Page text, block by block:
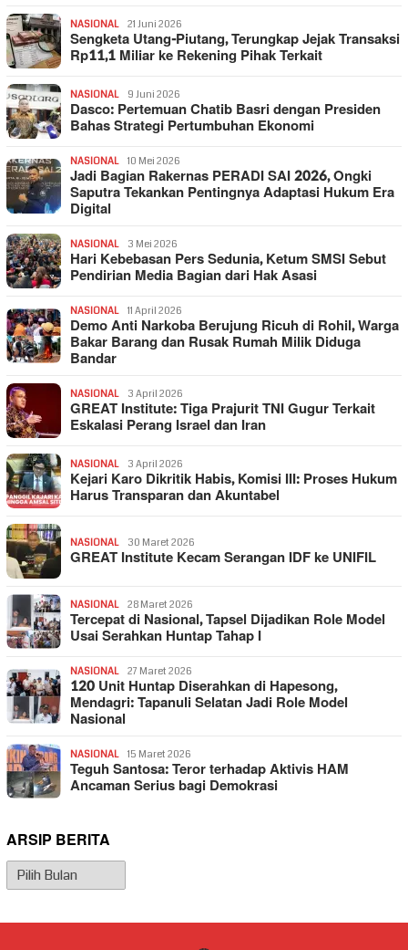
NASIONAL 21 Juni 2026
Sengketa Utang-Piutang, Terungkap Jejak Transaksi
Rp11,1 Miliar ke Rekening Pihak Terkait
NASIONAL 9 Juni 2026
Dasco: Pertemuan Chatib Basri dengan Presiden
Bahas Strategi Pertumbuhan Ekonomi
NASIONAL 10 Mei 2026
Jadi Bagian Rakernas PERADI SAI 2026, Ongki
Saputra Tekankan Pentingnya Adaptasi Hukum Era
Digital
NASIONAL 3 Mei 2026
Hari Kebebasan Pers Sedunia, Ketum SMSI Sebut
Pendirian Media Bagian dari Hak Asasi
NASIONAL 11 April 2026
Demo Anti Narkoba Berujung Ricuh di Rohil, Warga
Bakar Barang dan Rusak Rumah Milik Diduga
Bandar
NASIONAL 3 April 2026
GREAT Institute: Tiga Prajurit TNI Gugur Terkait
Eskalasi Perang Israel dan Iran
NASIONAL 3 April 2026
Kejari Karo Dikritik Habis, Komisi III: Proses Hukum
Harus Transparan dan Akuntabel
NASIONAL 30 Maret 2026
GREAT Institute Kecam Serangan IDF ke UNIFIL
NASIONAL 28 Maret 2026
Tercepat di Nasional, Tapsel Dijadikan Role Model
Usai Serahkan Huntap Tahap I
NASIONAL 27 Maret 2026
120 Unit Huntap Diserahkan di Hapesong,
Mendagri: Tapanuli Selatan Jadi Role Model
Nasional
NASIONAL 15 Maret 2026
Teguh Santosa: Teror terhadap Aktivis HAM
Ancaman Serius bagi Demokrasi
ARSIP BERITA
Arsip
Berita